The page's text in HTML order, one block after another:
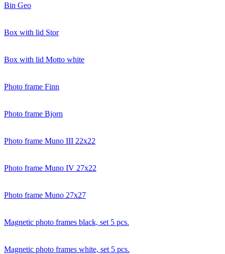
Bin Geo
Box with lid Stor
Box with lid Motto white
Photo frame Finn
Photo frame Bjorn
Photo frame Muno III 22x22
Photo frame Muno IV 27x22
Photo frame Muno 27x27
Magnetic photo frames black, set 5 pcs.
Magnetic photo frames white, set 5 pcs.